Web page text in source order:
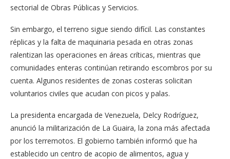
sectorial de Obras Públicas y Servicios.
Sin embargo, el terreno sigue siendo difícil. Las constantes
réplicas y la falta de maquinaria pesada en otras zonas
ralentizan las operaciones en áreas críticas, mientras que
comunidades enteras continúan retirando escombros por su
cuenta. Algunos residentes de zonas costeras solicitan
voluntarios civiles que acudan con picos y palas.
La presidenta encargada de Venezuela, Delcy Rodríguez,
anunció la militarización de La Guaira, la zona más afectada
por los terremotos. El gobierno también informó que ha
establecido un centro de acopio de alimentos, agua y